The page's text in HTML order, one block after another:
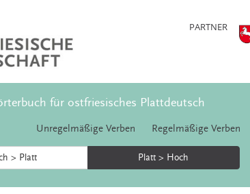
PARTNER
für ostfriesisches Plattdeutsch
Unregelmäßige Verben Regelmäßige Verben
> Platt Platt > Hoch